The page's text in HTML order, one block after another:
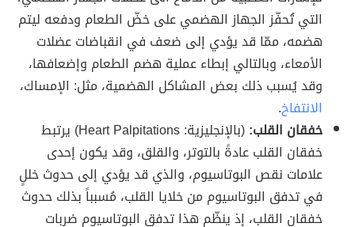
التي تُحفّز الجهاز الهضمي على خضّ الطعام ودفعه ليتم
هضمه، ممّا قد يؤدي إلى ضعف في انقباضات عضلات
الأمعاء، وبالتالي إبطاء عملية هضم الطعام وإضعافها،
وقد يُسبب ذلك بعض المشاكل الهضمية، مثل: الإمساك،
الانتفاخ.
خفقان القلب:
(بالإنجليزية: Heart Palpitations) يرتبط
خفقان القلب عادةً بالتوتر، والقلق، وقد يكون إحدى
علامات نقص البوتاسيوم، والذي قد يؤدي إلى حدوث خللٍ
في تدفق البوتاسيوم من خلايا القلب، مُسبباً بذلك حدوث
خفقان القلب، إذ ينظّم هذا تدفق البوتاسيوم ضربات